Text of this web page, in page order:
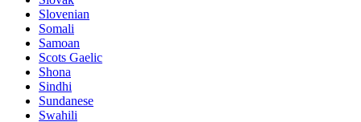
Slovenian
Somali
Samoan
Scots Gaelic
Shona
Sindhi
Sundanese
Swahili